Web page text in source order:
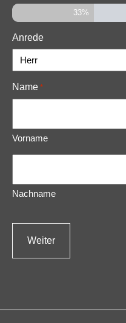
33%
Anrede
Name *
Vorname
Nachname